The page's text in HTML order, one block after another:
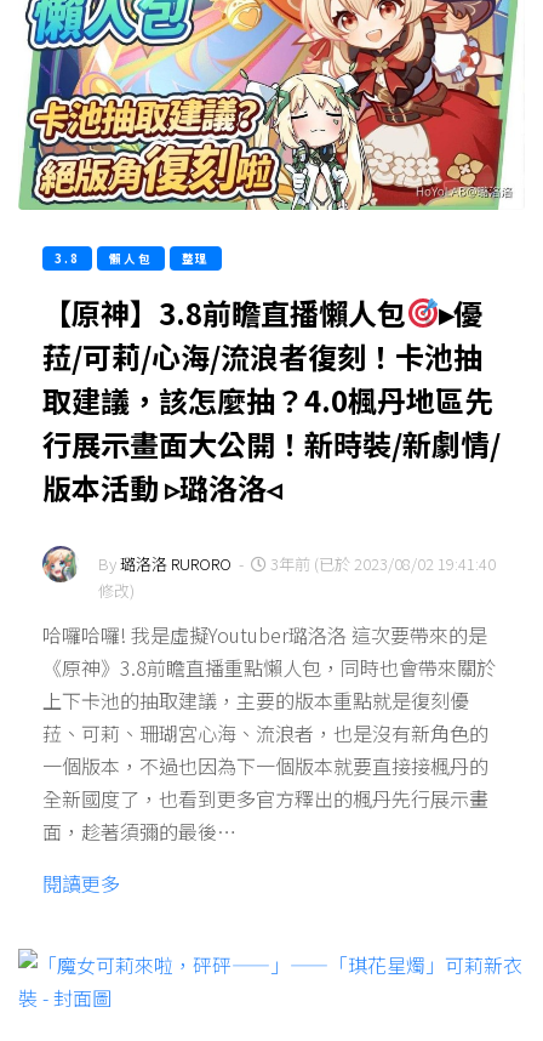
3.8 懶人包 整理
【原神】3.8前瞻直播懶人包
▸優
菈/可莉/心海/流浪者復刻！卡池抽
取建議，該怎麼抽？4.0楓丹地區先
行展示畫面大公開！新時裝/新劇情/
版本活動 ▹璐洛洛◃
By璐洛洛 RURORO -
3年前 (已於 2023/08/02 19:41:40
修改)
哈囉哈囉! 我是虛擬Youtuber璐洛洛 這次要帶來的是
《原神》3.8前瞻直播重點懶人包，同時也會帶來關於
上下卡池的抽取建議，主要的版本重點就是復刻優
菈、可莉、珊瑚宮心海、流浪者，也是沒有新角色的
一個版本，不過也因為下一個版本就要直接接楓丹的
全新國度了，也看到更多官方釋出的楓丹先行展示畫
面，趁著須彌的最後…
閱讀更多